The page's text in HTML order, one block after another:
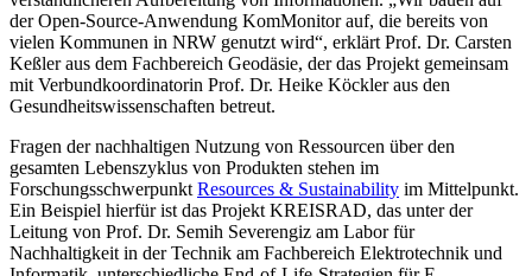
der Open-Source-Anwendung KomMonitor auf, die bereits von
vielen Kommunen in NRW genutzt wird“, erklärt Prof. Dr. Carsten
Keßler aus dem Fachbereich Geodäsie, der das Projekt gemeinsam
mit Verbundkoordinatorin Prof. Dr. Heike Köckler aus den
Gesundheitswissenschaften betreut.
Fragen der nachhaltigen Nutzung von Ressourcen über den
gesamten Lebenszyklus von Produkten stehen im
Forschungsschwerpunkt Resources & Sustainability im Mittelpunkt.
Ein Beispiel hierfür ist das Projekt KREISRAD, das unter der
Leitung von Prof. Dr. Semih Severengiz am Labor für
Nachhaltigkeit in der Technik am Fachbereich Elektrotechnik und